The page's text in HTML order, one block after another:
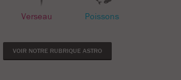
Verseau Poissons
VOIR NOTRE RUBRIQUE ASTRO